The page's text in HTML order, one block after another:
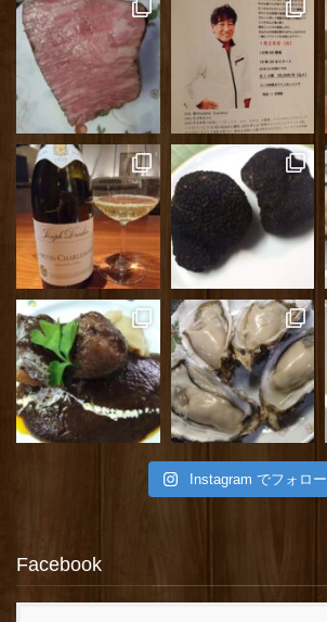
Instagram でフォロー
Facebook